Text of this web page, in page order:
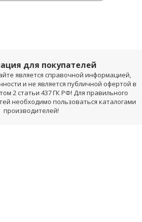
для покупателей
является справочной информацией,
и не является публичной офертой в
2 статьи 437 ГК РФ! Для правильного
необходимо пользоваться каталогами
производителей!